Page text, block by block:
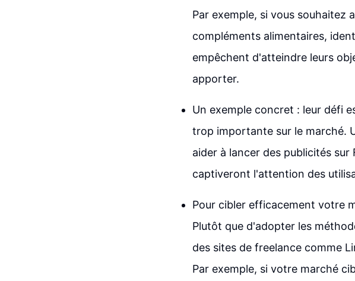
Par exemple, si vous souhaitez
compléments alimentaires,
empêchent d'atteindre leurs
apporter.
Un exemple concret : leur défi
trop importante sur le marché.
aider à lancer des publicités
captiveront l'attention des
Pour cibler efficacement votre
Plutôt que d'adopter les
des sites de freelance comme
Par exemple, si votre marché